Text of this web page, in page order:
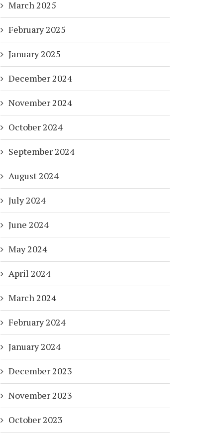
March 2025
February 2025
January 2025
December 2024
November 2024
October 2024
September 2024
August 2024
July 2024
June 2024
May 2024
April 2024
March 2024
February 2024
January 2024
December 2023
November 2023
October 2023